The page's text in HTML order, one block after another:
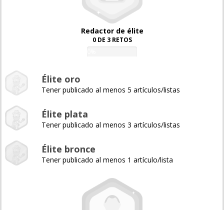
Redactor de élite
0 DE 3 RETOS
Élite oro
Tener publicado al menos 5 artículos/listas
Élite plata
Tener publicado al menos 3 artículos/listas
Élite bronce
Tener publicado al menos 1 artículo/lista